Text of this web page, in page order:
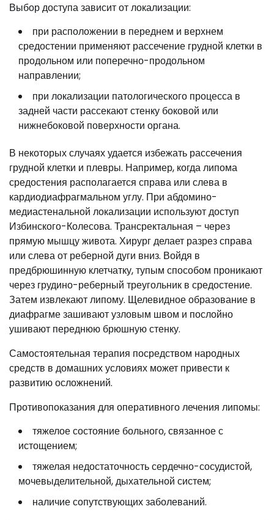
Выбор доступа зависит от локализации:
при расположении в переднем и верхнем
средостении применяют рассечение грудной клетки в
продольном или поперечно-продольном
направлении;
при локализации патологического процесса в
задней части рассекают стенку боковой или
нижнебоковой поверхности органа.
В некоторых случаях удается избежать рассечения
грудной клетки и плевры. Например, когда липома
средостения располагается справа или слева в
кардиодиафрагмальном углу. При абдомино-
медиастенальной локализации используют доступ
Избинского-Колесова. Трансректальная – через
прямую мышцу живота. Хирург делает разрез справа
или слева от реберной дуги вниз. Войдя в
предбрюшинную клетчатку, тупым способом проникают
через грудино-реберный треугольник в средостение.
Затем извлекают липому. Щелевидное образование в
диафрагме зашивают узловым швом и послойно
ушивают переднюю брюшную стенку.
Самостоятельная терапия посредством народных
средств в домашних условиях может привести к
развитию осложнений.
Противопоказания для оперативного лечения липомы:
тяжелое состояние больного, связанное с
истощением;
тяжелая недостаточность сердечно-сосудистой,
мочевыделительной, дыхательной систем;
наличие сопутствующих заболеваний.